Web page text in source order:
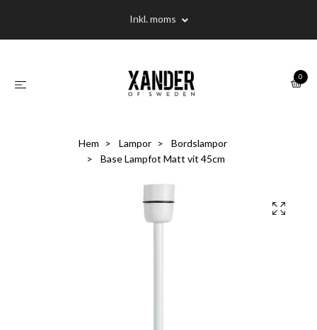
Inkl. moms
0
Hem Lampor
Bordslampor
Base Lampfot Matt vit 45cm